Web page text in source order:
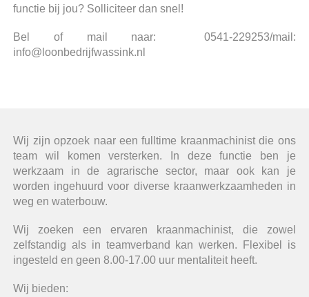
functie bij jou? Solliciteer dan snel!
Bel of mail naar: 0541-229253/mail:
info@loonbedrijfwassink.nl
Wij zijn opzoek naar een fulltime kraanmachinist die ons
team wil komen versterken. In deze functie ben je
werkzaam in de agrarische sector, maar ook kan je
worden ingehuurd voor diverse kraanwerkzaamheden in
weg en waterbouw.
Wij zoeken een ervaren kraanmachinist, die zowel
zelfstandig als in teamverband kan werken. Flexibel is
ingesteld en geen 8.00-17.00 uur mentaliteit heeft.
Wij bieden: